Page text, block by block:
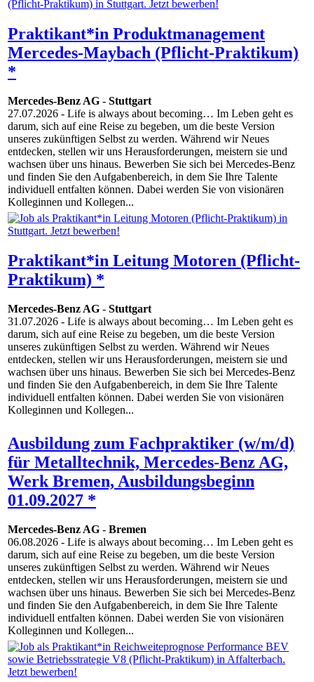
Praktikant*in Produktmanagement
Mercedes-Maybach (Pflicht-Praktikum)
*
Mercedes-Benz AG - Stuttgart
27.07.2026 - Life is always about becoming… Im Leben geht es
darum, sich auf eine Reise zu begeben, um die beste Version
unseres zukünftigen Selbst zu werden. Während wir Neues
entdecken, stellen wir uns Herausforderungen, meistern sie und
wachsen über uns hinaus. Bewerben Sie sich bei Mercedes-Benz
und finden Sie den Aufgabenbereich, in dem Sie Ihre Talente
individuell entfalten können. Dabei werden Sie von visionären
Kolleginnen und Kollegen...
Praktikant*in Leitung Motoren (Pflicht-
Praktikum) *
Mercedes-Benz AG - Stuttgart
31.07.2026 - Life is always about becoming… Im Leben geht es
darum, sich auf eine Reise zu begeben, um die beste Version
unseres zukünftigen Selbst zu werden. Während wir Neues
entdecken, stellen wir uns Herausforderungen, meistern sie und
wachsen über uns hinaus. Bewerben Sie sich bei Mercedes-Benz
und finden Sie den Aufgabenbereich, in dem Sie Ihre Talente
individuell entfalten können. Dabei werden Sie von visionären
Kolleginnen und Kollegen...
Ausbildung zum Fachpraktiker (w/m/d)
für Metalltechnik, Mercedes-Benz AG,
Werk Bremen, Ausbildungsbeginn
01.09.2027 *
Mercedes-Benz AG - Bremen
06.08.2026 - Life is always about becoming… Im Leben geht es
darum, sich auf eine Reise zu begeben, um die beste Version
unseres zukünftigen Selbst zu werden. Während wir Neues
entdecken, stellen wir uns Herausforderungen, meistern sie und
wachsen über uns hinaus. Bewerben Sie sich bei Mercedes-Benz
und finden Sie den Aufgabenbereich, in dem Sie Ihre Talente
individuell entfalten können. Dabei werden Sie von visionären
Kolleginnen und Kollegen...